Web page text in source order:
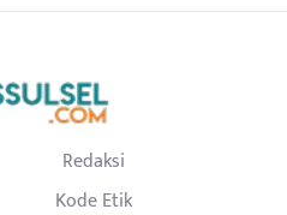
Redaksi
Kode Etik